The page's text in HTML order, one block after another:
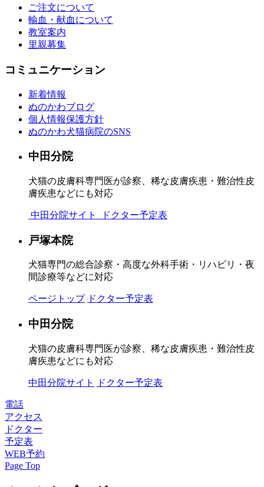
ご注文について
輸血・献血について
教室案内
里親募集
コミュニケーション
新着情報
ぬのかわブログ
個人情報保護方針
ぬのかわ犬猫病院のSNS
中田分院
犬猫の皮膚科専門医が診察、稀な皮膚疾患・難治性皮
膚疾患などにも対応
中田分院サイト ドクター予定表
戸塚本院
犬猫専門の総合診察・高度な外科手術・リハビリ・夜
間診療等などに対応
ページトップ ドクター予定表
中田分院
犬猫の皮膚科専門医が診察、稀な皮膚疾患・難治性皮
膚疾患などにも対応
中田分院サイト ドクター予定表
電話
アクセス
ドクター
予定表
WEB予約
Page Top